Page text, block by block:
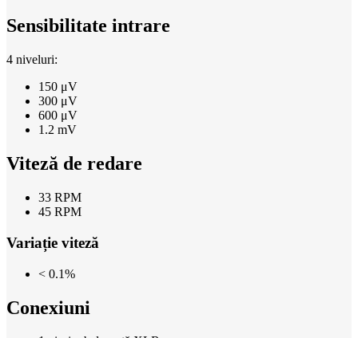
Sensibilitate intrare
4 niveluri:
150 μV
300 μV
600 μV
1.2 mV
Viteză de redare
33 RPM
45 RPM
Variație viteză
< 0.1%
Conexiuni